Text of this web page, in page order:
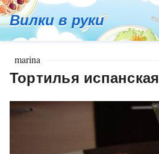
Вилки в руки
marina
Тортилья испанская